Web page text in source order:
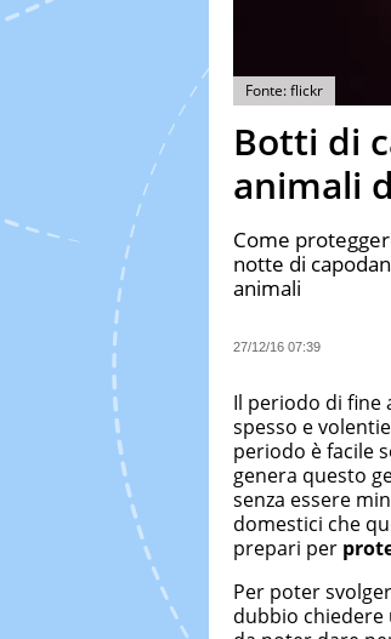
Fonte: flickr
Botti di
animali
Come
notte di
animali
27/12/16 07:39
Il periodo di fine
spesso e
periodo è facile
genera questo
senza essere
domestici che
prepari per
Per poter
dubbio chiedere